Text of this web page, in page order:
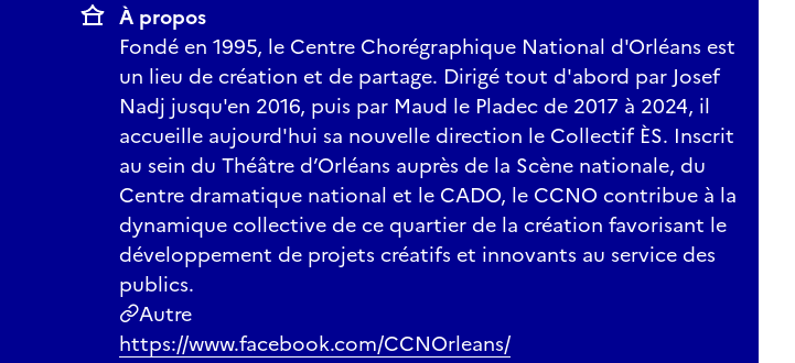
À propos
Fondé en 1995, le Centre Chorégraphique National d'Orléans est
un lieu de création et de partage. Dirigé tout d'abord par Josef
Nadj jusqu'en 2016, puis par Maud le Pladec de 2017 à 2024, il
accueille aujourd'hui sa nouvelle direction le Collectif ÈS. Inscrit
au sein du Théâtre d’Orléans auprès de la Scène nationale, du
Centre dramatique national et le CADO, le CCNO contribue à la
dynamique collective de ce quartier de la création favorisant le
développement de projets créatifs et innovants au service des
publics.
Autre
https://www.facebook.com/CCNOrleans/